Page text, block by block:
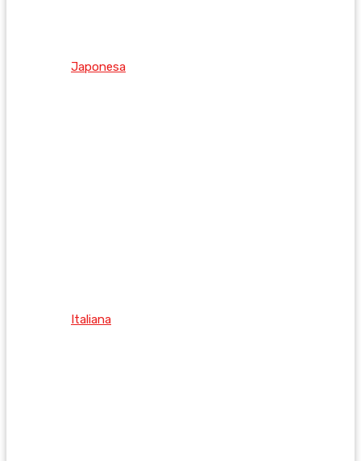
Japonesa
Italiana